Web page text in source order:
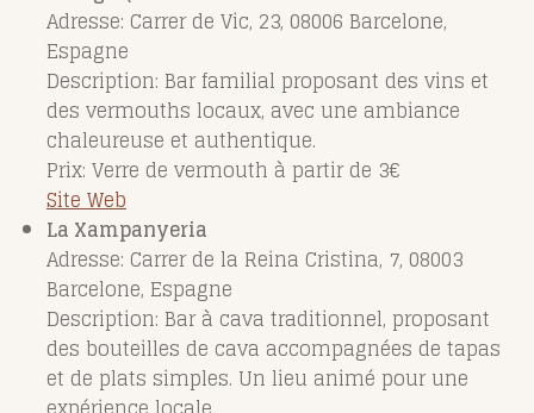
Adresse: Carrer de Vic, 23, 08006 Barcelone,
Espagne
Description: Bar familial proposant des vins et
des vermouths locaux, avec une ambiance
chaleureuse et authentique.
Prix: Verre de vermouth à partir de 3€
Site Web
La Xampanyeria
Adresse: Carrer de la Reina Cristina, 7, 08003
Barcelone, Espagne
Description: Bar à cava traditionnel, proposant
des bouteilles de cava accompagnées de tapas
et de plats simples. Un lieu animé pour une